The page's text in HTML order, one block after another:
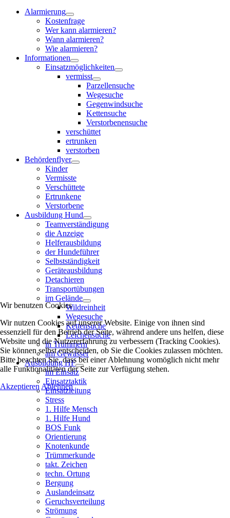
Alarmierung
Kostenfrage
Wer kann alarmieren?
Wann alarmieren?
Wie alarmieren?
Informationen
Einsatzmöglichkeiten
vermisst
Parzellensuche
Wegesuche
Gegenwindsuche
Kettensuche
Verstorbenensuche
verschüttet
ertrunken
verstorben
Behördenflyer
Kinder
Vermisste
Verschüttete
Ertrunkene
Verstorbene
Ausbildung Hund
Teamverständigung
die Anzeige
Helferausbildung
der Hundeführer
Selbstständigkeit
Geräteausbildung
Detachieren
Transportübungen
im Gelände
Wildreinheit
Wegesuche
Kettensuche
Leichensuche
in Trümmern
am Gewässer
Ausbildung HF
im Einsatz
Einsatztaktik
Einsatzleitung
Stress
1. Hilfe Mensch
1. Hilfe Hund
BOS Funk
Orientierung
Knotenkunde
Trümmerkunde
takt. Zeichen
techn. Ortung
Bergung
Auslandeinsatz
Geruchsverteilung
Strömung
Wir benutzen Cookies
Wir nutzen Cookies auf unserer Website. Einige von ihnen sind
essenziell für den Betrieb der Seite, während andere uns helfen, diese
Website und die Nutzererfahrung zu verbessern (Tracking Cookies).
Sie können selbst entscheiden, ob Sie die Cookies zulassen möchten.
Bitte beachten Sie, dass bei einer Ablehnung womöglich nicht mehr
alle Funktionalitäten der Seite zur Verfügung stehen.
Akzeptieren Ablehnen